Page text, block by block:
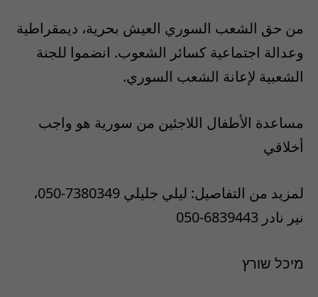
من حق الشعب السوري العيش بحرية، ديمقراطية
وعدالة اجتماعية كسائر الشعوب. انضموا للجنة
الشعبية لإعانة الشعب السوري.
مساعدة الأطفال اللاجئين من سورية هو واجب
أخلاقي
لمزيد من التفاصيل: ليلي جليلي 7380349-050،
نير نادر 6839443-050
מיכל שורץ